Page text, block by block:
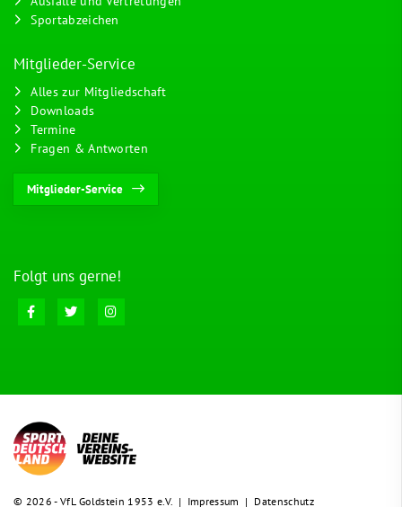
Sportabzeichen
Mitglieder-Service
Alles zur Mitgliedschaft
Downloads
Termine
Fragen & Antworten
Mitglieder-Service
Folgt uns gerne!
© 2026 - VfL Goldstein 1953 e.V. | Impressum | Datenschutz